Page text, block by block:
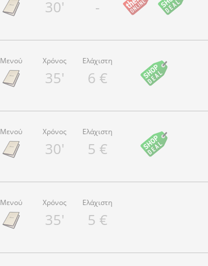
30' -
Μενού Χρόνος
35'
Ελάχιστη
6 €
Μενού Χρόνος
30'
Ελάχιστη
5 €
Μενού Χρόνος
35'
Ελάχιστη
5 €